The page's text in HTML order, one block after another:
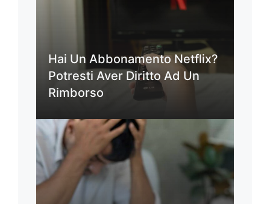
Hai Un Abbonamento Netflix?
Potresti Aver Diritto Ad Un
Rimborso